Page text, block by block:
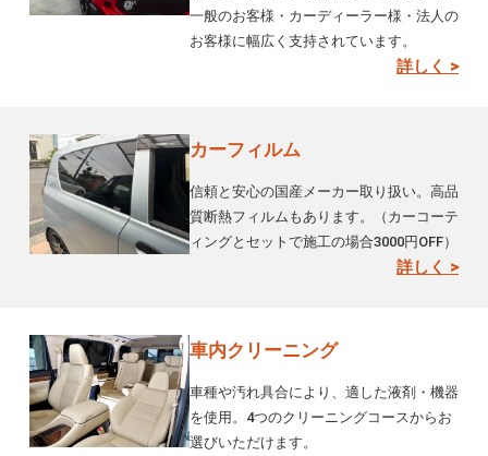
一般のお客様・カーディーラー様・法人の
お客様に幅広く支持されています。
詳しく >
カーフィルム
信頼と安心の国産メーカー取り扱い。高品
質断熱フィルムもあります。（カーコーテ
ィングとセットで施工の場合3000円OFF）
詳しく >
車内クリーニング
車種や汚れ具合により、適した液剤・機器
を使用。4つのクリーニングコースからお
選びいただけます。